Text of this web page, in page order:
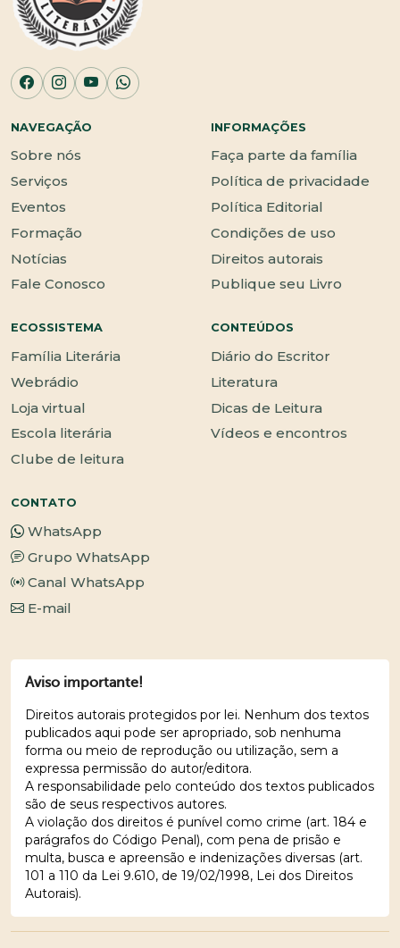
NAVEGAÇÃO
Sobre nós
Serviços
Eventos
Formação
Notícias
Fale Conosco
INFORMAÇÕES
Faça parte da família
Política de privacidade
Política Editorial
Condições de uso
Direitos autorais
Publique seu Livro
ECOSSISTEMA
Família Literária
Webrádio
Loja virtual
Escola literária
Clube de leitura
CONTEÚDOS
Diário do Escritor
Literatura
Dicas de Leitura
Vídeos e encontros
CONTATO
WhatsApp
Grupo WhatsApp
Canal WhatsApp
E-mail
Aviso importante!
Direitos autorais protegidos por lei. Nenhum dos textos
publicados aqui pode ser apropriado, sob nenhuma
forma ou meio de reprodução ou utilização, sem a
expressa permissão do autor/editora.
A responsabilidade pelo conteúdo dos textos publicados
são de seus respectivos autores.
A violação dos direitos é punível como crime (art. 184 e
parágrafos do Código Penal), com pena de prisão e
multa, busca e apreensão e indenizações diversas (art.
101 a 110 da Lei 9.610, de 19/02/1998, Lei dos Direitos
Autorais).